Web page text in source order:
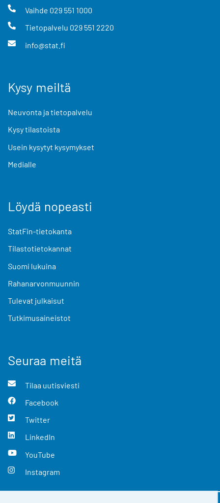
Vaihde 029 551 1000
Tietopalvelu 029 551 2220
info@stat.fi
Kysy meiltä
Neuvonta ja tietopalvelu
Kysy tilastoista
Usein kysytyt kysymykset
Medialle
Löydä nopeasti
StatFin-tietokanta
Tilastotietokannat
Suomi lukuina
Rahanarvonmuunnin
Tulevat julkaisut
Tutkimusaineistot
Seuraa meitä
Tilaa uutisviesti
Facebook
Twitter
LinkedIn
YouTube
Instagram